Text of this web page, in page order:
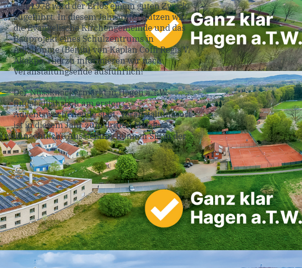
Seit 1978 wird der Erlös einem guten Zweck
zugeführt. In diesem Jahr unterstützen wir
die Evangelische Kirchengemeinde und das
Bauprojekt eines Schulzentrums in
Adjahonme (Benin) von Kaplan Coffi Regis V.
Akakpo. Hierzu informieren wir nach
Veranstaltungsende ausführlich!
Der Nussknackermarkt in Hagen a.T.W.
findet alljährlich am ersten
Adventswochenende statt. Veranstaltungsort
ist in diesem Jahr zum dritten Mal der
weihnachtliche Ausstellung können Sie in der